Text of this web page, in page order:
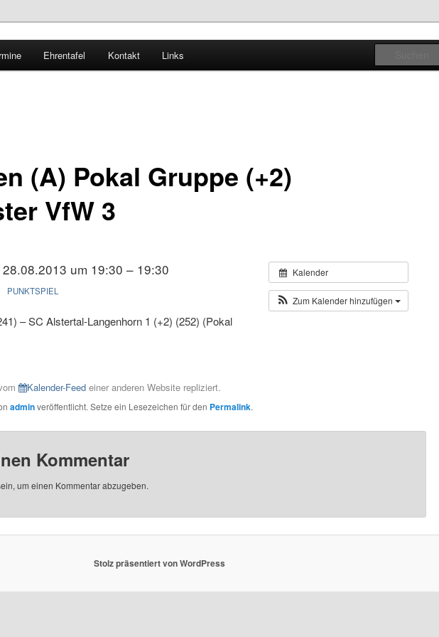
– Tischtennis
Ehrentafel Kontakt Links
(A) Pokal Gruppe (+2)
VfW 3
Kalender
Zum Kalender hinzufügen
28.08.2013 um 19:30 – 19:30
PUNKTSPIEL
– SC Alstertal-Langenhorn 1 (+2) (252) (Pokal
Kalender-Feed einer anderen Website repliziert.
adminveröffentlicht. Setze ein Lesezeichen für den Permalink.
Kommentar
um einen Kommentar abzugeben.
Stolz präsentiert von WordPress